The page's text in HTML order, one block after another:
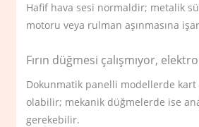
Hafif hava sesi normaldir; metalik
motoru veya rulman aşınmasına
Fırın düğmesi çalışmıyor,
Dokunmatik panelli modellerde kart
olabilir; mekanik düğmelerde ise
gerekebilir.